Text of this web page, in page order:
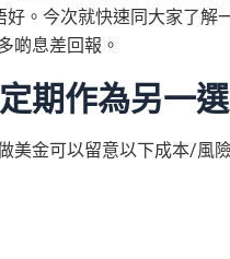
好。今次就快速同大家了解
啲息差回報。
期作為另一
美金可以留意以下成本/風險